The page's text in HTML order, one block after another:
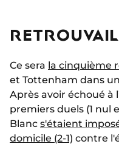
Ce sera la cinquième
et Tottenham dans
Après avoir échoué à
premiers duels (1 nul
Blanc s'étaient
domicile (2-1) contre